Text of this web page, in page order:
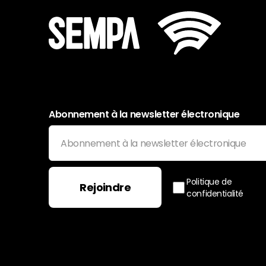
Abonnement à la newsletter électronique
Rejoindre
Politique de
confidentialité